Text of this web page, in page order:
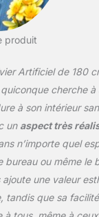
produit
Artificiel de 180
cherche
à son intérieur
un aspect très
n’importe quel
bureau ou même le
une valeur
tandis que sa